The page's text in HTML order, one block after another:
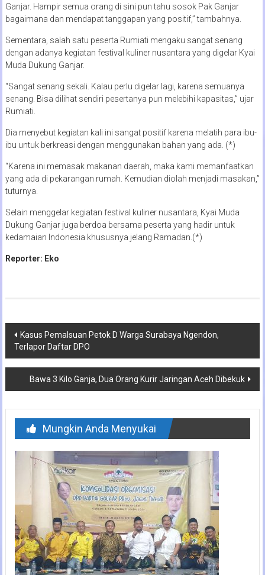
Ganjar. Hampir semua orang di sini pun tahu sosok Pak Ganjar
bagaimana dan mendapat tanggapan yang positif,” tambahnya.
Sementara, salah satu peserta Rumiati mengaku sangat senang
dengan adanya kegiatan festival kuliner nusantara yang digelar Kyai
Muda Dukung Ganjar.
“Sangat senang sekali. Kalau perlu digelar lagi, karena semuanya
senang. Bisa dilihat sendiri pesertanya pun melebihi kapasitas,” ujar
Rumiati.
Dia menyebut kegiatan kali ini sangat positif karena melatih para ibu-
ibu untuk berkreasi dengan menggunakan bahan yang ada. (*)
“Karena ini memasak makanan daerah, maka kami memanfaatkan
yang ada di pekarangan rumah. Kemudian diolah menjadi masakan,”
tuturnya.
Selain menggelar kegiatan festival kuliner nusantara, Kyai Muda
Dukung Ganjar juga berdoa bersama peserta yang hadir untuk
kedamaian Indonesia khususnya jelang Ramadan.(*)
Reporter: Eko
Navigasi
pos
Kasus Pemalsuan Petok D Warga Surabaya Ngendon,
Terlapor Daftar DPO
Bawa 3 Kilo Ganja, Dua Orang Kurir Jaringan Aceh Dibekuk
Mungkin Anda Menyukai